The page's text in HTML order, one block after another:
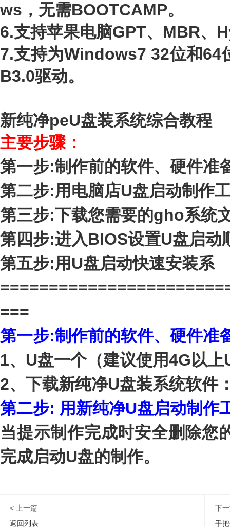
ws，无需BOOTCAMP。
6.支持苹果电脑GPT、MBR、
7.支持为Windows7 32位和64
B3.0驱动。
新纯净peU盘装系统综合教程
主要步骤：
第一步:制作前的软件、硬件准
第二步:用电脑店U盘启动制作
第三步:下载您需要的gho系统
第四步:进入BIOS设置U盘启动
第五步:用U盘启动快速安装系
===
第一步:制作前的软件、硬件准
1、U盘一个（建议使用4G以上
2、 下载新纯净U盘装系统软件
第二步: 用新纯净U盘启动制作
当提示制作完成时安全删除您
完成启动U盘的制作。
< 上一篇
返回列表
下
手